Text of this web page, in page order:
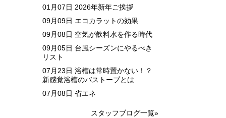
01月07日 2026年新年ご挨拶
09月09日 エコカラットの効果
09月08日 空気が飲料水を作る時代
09月05日 台風シーズンにやるべき
リスト
07月23日 浴槽は常時置かない！？
新感覚浴槽のバストープとは
07月08日 省エネ
スタッフブログ一覧»